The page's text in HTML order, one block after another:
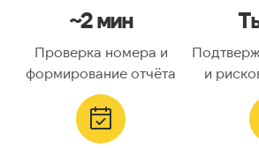
Национальный
9162747148
Код страны:
ГЕОЛОКАЦИЯ
~2 мин
Проверка номера и
формирование отчёта
и